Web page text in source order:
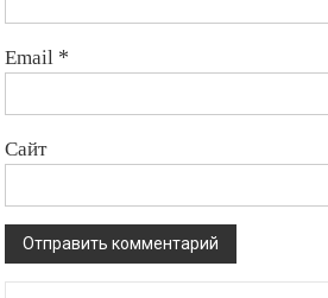
Email *
Сайт